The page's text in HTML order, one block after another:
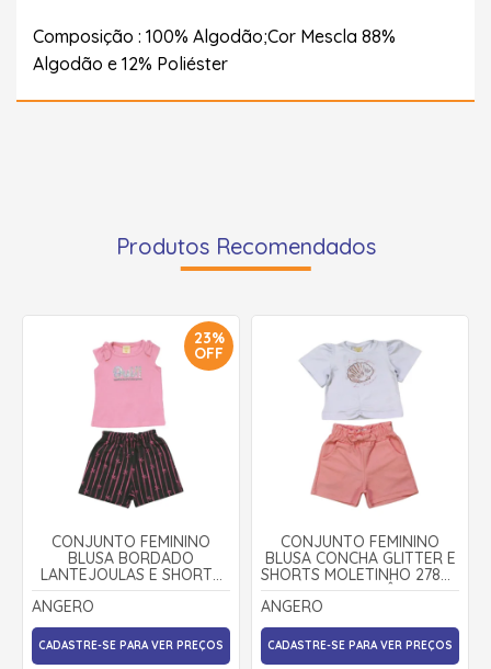
Composição : 100% Algodão;Cor Mescla 88%
Algodão e 12% Poliéster
Produtos Recomendados
23%
OFF
CONJUNTO FEMININO
BLUSA BORDADO
LANTEJOULAS E SHORTS
MOLETINHO 27792 -
ANGERO
CADASTRE-SE PARA VER PREÇOS
CONJUNTO FEMININO
BLUSA CONCHA GLITTER E
SHORTS MOLETINHO 27803
- ANGERÔ
ANGERO
CADASTRE-SE PARA VER PREÇOS